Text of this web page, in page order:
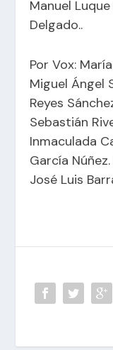
Manuel
Delgado..
Por Vox:
Miguel Ángel
Reyes
Sebastián
Inmaculada
García
José Luis